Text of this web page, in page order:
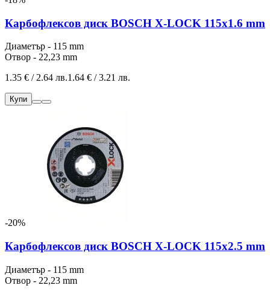
Карбофлексов диск BOSCH X-LOCK 115x1.6 mm
Диаметър - 115 mm
Отвор - 22,23 mm
1.35 € / 2.64 лв.1.64 € / 3.21 лв.
Купи
-20%
Карбофлексов диск BOSCH X-LOCK 115x2.5 mm
Диаметър - 115 mm
Отвор - 22,23 mm